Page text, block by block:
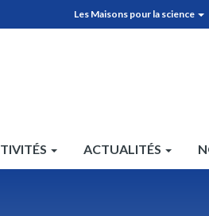
MPLS
Les Maisons pour la science
ACTUALITÉS